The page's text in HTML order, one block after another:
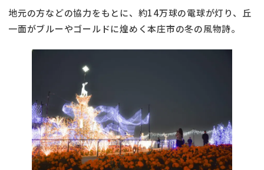
地元の方などの協力をもとに、約14万球の電球が灯り、丘
一面がブルーやゴールドに煌めく本庄市の冬の風物詩。